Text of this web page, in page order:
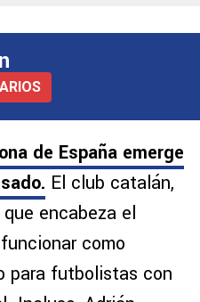
de España emerge
. El club catalán,
encabeza el
como
para futbolistas con